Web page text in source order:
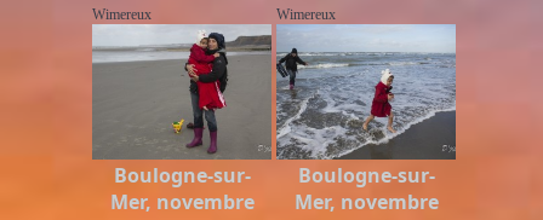
Wimereux Wimereux
Boulogne-sur-
Mer, novembre
Boulogne-sur-
Mer, novembre